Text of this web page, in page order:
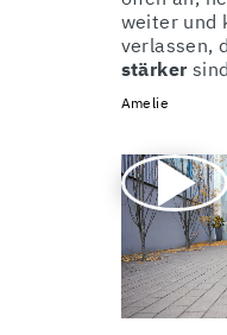
weiter und
verlassen,
stärker
Amelie